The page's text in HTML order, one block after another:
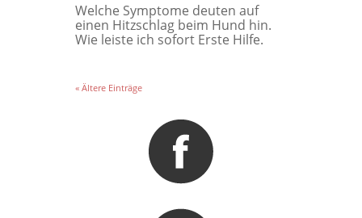
Welche Symptome deuten auf
einen Hitzschlag beim Hund hin.
Wie leiste ich sofort Erste Hilfe.
« Ältere Einträge